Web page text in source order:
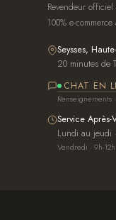
Revendeur
100% e-
Seysses,
20 minutes de
CHAT EN
Renseignements
Service Après-
Lundi au jeudi
Vendredi · 9h-12h